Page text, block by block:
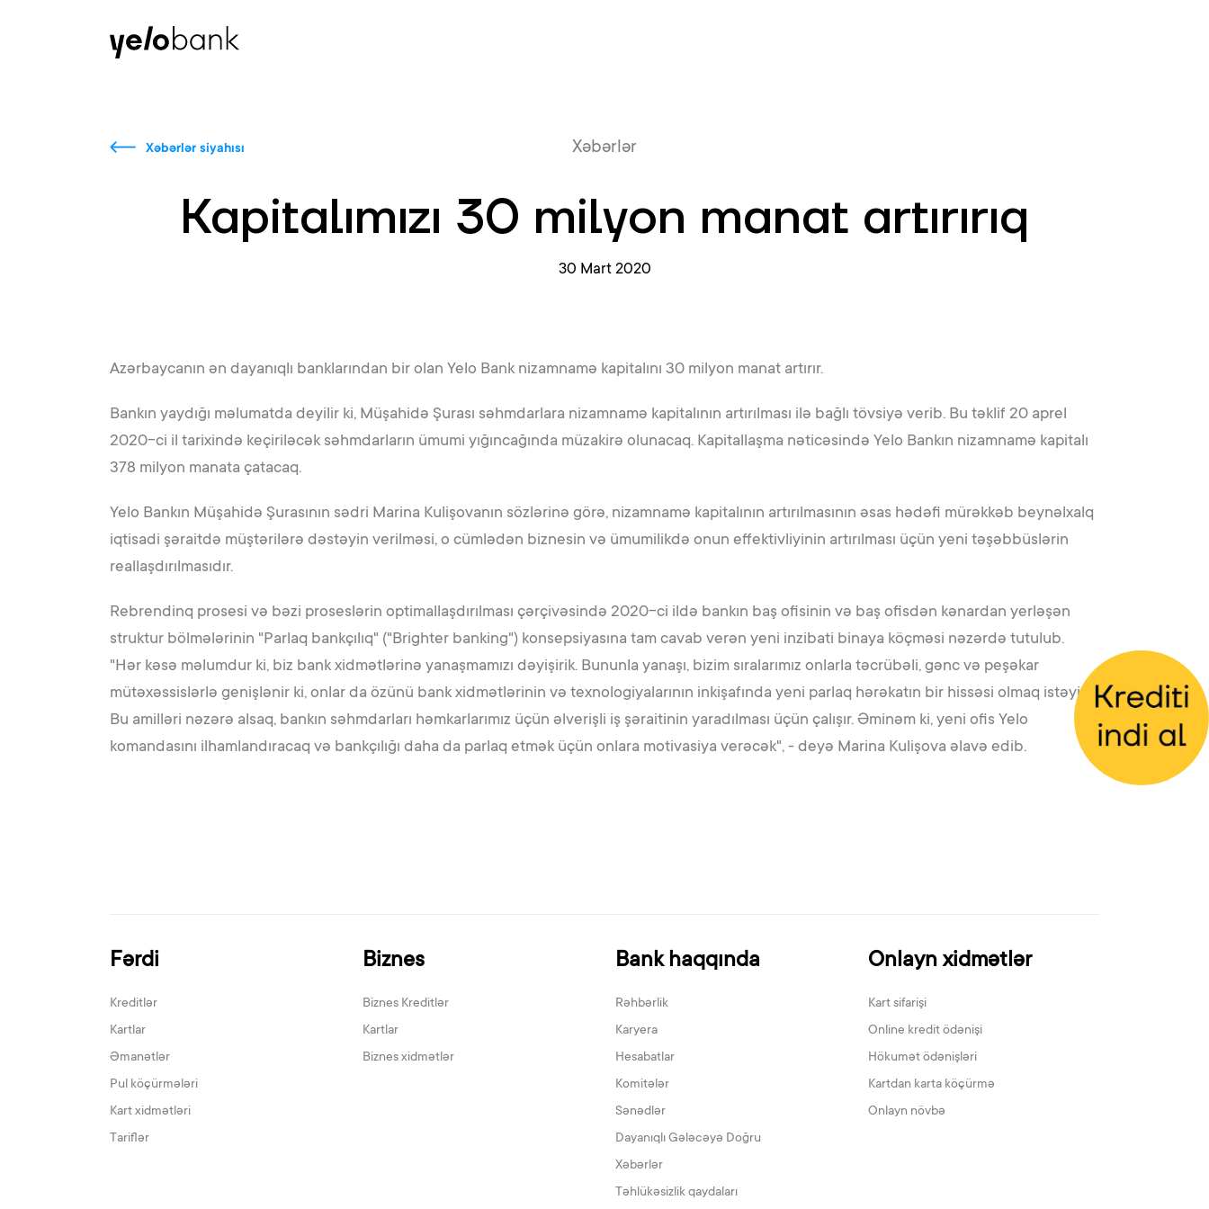
Xəbərlər siyahısı Xəbərlər
Kapitalımızı 30 milyon manat artırırıq
30 Mart 2020
Azərbaycanın ən dayanıqlı banklarından bir olan Yelo Bank nizamnamə kapitalını 30 milyon manat artırır.
Bankın yaydığı məlumatda deyilir ki, Müşahidə Şurası səhmdarlara nizamnamə kapitalının artırılması ilə bağlı tövsiyə verib. Bu təklif 20 aprel
2020-ci il tarixində keçiriləcək səhmdarların ümumi yığıncağında müzakirə olunacaq. Kapitallaşma nəticəsində Yelo Bankın nizamnamə kapitalı
378 milyon manata çatacaq.
Yelo Bankın Müşahidə Şurasının sədri Marina Kulişovanın sözlərinə görə, nizamnamə kapitalının artırılmasının əsas hədəfi mürəkkəb beynəlxalq
iqtisadi şəraitdə müştərilərə dəstəyin verilməsi, o cümlədən biznesin və ümumilikdə onun effektivliyinin artırılması üçün yeni təşəbbüslərin
reallaşdırılmasıdır.
Rebrendinq prosesi və bəzi proseslərin optimallaşdırılması çərçivəsində 2020-ci ildə bankın baş ofisinin və baş ofisdən kənardan yerləşən
struktur bölmələrinin "Parlaq bankçılıq" ("Brighter banking") konsepsiyasına tam cavab verən yeni inzibati binaya köçməsi nəzərdə tutulub.
"Hər kəsə məlumdur ki, biz bank xidmətlərinə yanaşmamızı dəyişirik. Bununla yanaşı, bizim sıralarımız onlarla təcrübəli, gənc və peşəkar
mütəxəssislərlə genişlənir ki, onlar da özünü bank xidmətlərinin və texnologiyalarının inkişafında yeni parlaq hərəkatın bir hissəsi olmaq istəyir.
Bu amilləri nəzərə alsaq, bankın səhmdarları həmkarlarımız üçün əlverişli iş şəraitinin yaradılması üçün çalışır. Əminəm ki, yeni ofis Yelo
komandasını ilhamlandıracaq və bankçılığı daha da parlaq etmək üçün onlara motivasiya verəcək", - deyə Marina Kulişova əlavə edib.
Fərdi
Kreditlər
Kartlar
Əmanətlər
Pul köçürmələri
Kart xidmətləri
Tariflər
Biznes
Biznes Kreditlər
Kartlar
Biznes xidmətlər
Bank haqqında
Rəhbərlik
Karyera
Hesabatlar
Komitələr
Sənədlər
Dayanıqlı Gələcəyə Doğru
Xəbərlər
Təhlükəsizlik qaydaları
Onlayn xidmətlər
Kart sifarişi
Online kredit ödənişi
Hökumət ödənişləri
Kartdan karta köçürmə
Onlayn növbə